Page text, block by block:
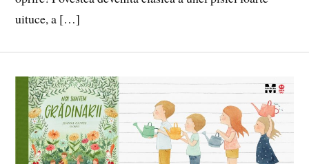
uituce, a […]